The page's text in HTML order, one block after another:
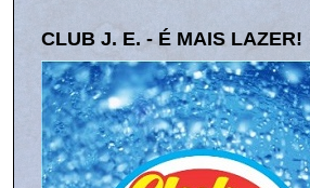
CLUB J. E. - É MAIS LAZER!